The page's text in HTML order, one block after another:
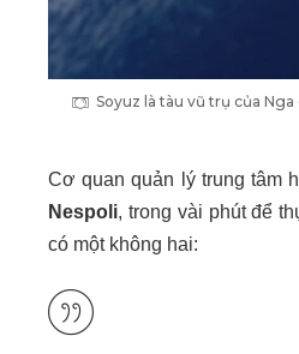
Soyuz là tàu vũ trụ của
Cơ quan quản lý trung tâm
Nespoli, trong vài phút để
có một không hai: